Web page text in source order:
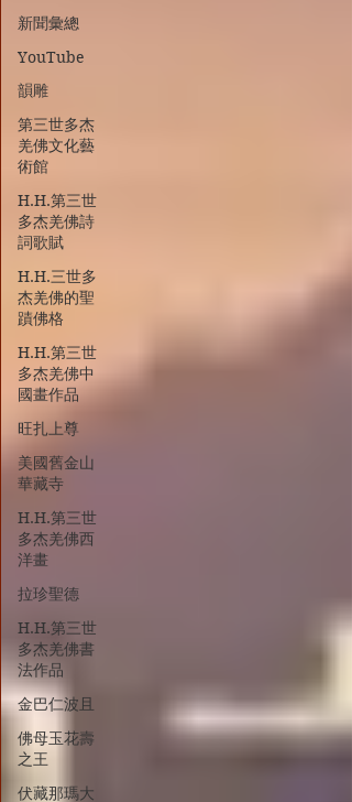
新聞彙總
YouTube
韻雕
第三世多杰
羌佛文化藝
術館
H.H.第三世
多杰羌佛詩
詞歌賦
H.H.三世多
杰羌佛的聖
蹟佛格
H.H.第三世
多杰羌佛中
國畫作品
旺扎上尊
美國舊金山
華藏寺
H.H.第三世
多杰羌佛西
洋畫
拉珍聖德
H.H.第三世
多杰羌佛書
法作品
金巴仁波且
佛母玉花壽
之王
伏藏那瑪大